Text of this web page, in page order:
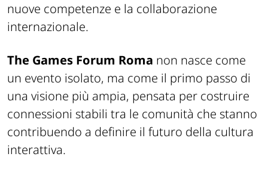
nuove competenze e la collaborazione
internazionale.
The Games Forum Roma non nasce come
un evento isolato, ma come il primo passo di
una visione più ampia, pensata per costruire
connessioni stabili tra le comunità che stanno
contribuendo a definire il futuro della cultura
interattiva.